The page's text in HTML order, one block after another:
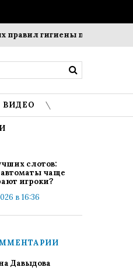
гигиены помогает
ВИДЕО
слотов:
автоматы чаще
игроки?
в 16:36
Давыдова